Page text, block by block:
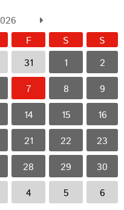
F S S
31 1 2
7 8 9
14 15 16
21 22 23
28 29 30
4 5 6